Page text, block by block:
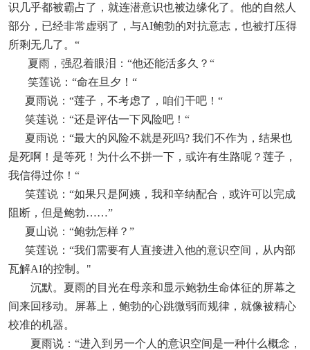
识几乎都被霸占了，就连潜意识也被边缘化了。他的自然人
部分，已经非常虚弱了，与AI鲍勃的对抗意志，也被打压得
所剩无几了。“
夏雨，强忍着眼泪：“他还能活多久？“
笑莲说：“命在旦夕！“
夏雨说：“莲子，不考虑了，咱们干吧！“
笑莲说：“还是评估一下风险吧！“
夏雨说：“最大的风险不就是死吗? 我们不作为，结果也
是死啊！是等死！为什么不拼一下，或许有生路呢？莲子，
我信得过你！“
笑莲说：“如果只是阿姨，我和辛纳配合，或许可以完成
阻断，但是鲍勃……”
夏山说：“鲍勃怎样？”
笑莲说：“我们需要有人直接进入他的意识空间，从内部
瓦解AI的控制。"
沉默。夏雨的目光在母亲和显示鲍勃生命体征的屏幕之
间来回移动。屏幕上，鲍勃的心跳微弱而规律，就像被精心
校准的机器。
夏雨说：“进入到另一个人的意识空间是一种什么概念，